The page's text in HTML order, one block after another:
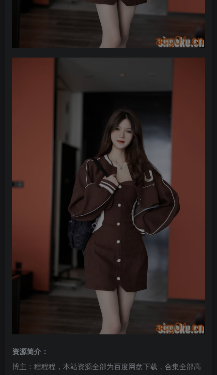
资源简介：
博主：程程程，本站资源全部为百度网盘下载，合集全部高